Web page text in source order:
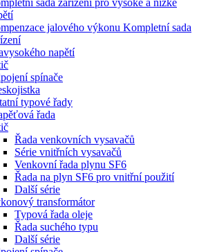
sada zařízení pro vysoké a nízké
jalového výkonu Kompletní sada
napětí
spínače
typové řady
řada
Řada venkovních vysavačů
Série vnitřních vysavačů
Venkovní řada plynu SF6
Řada na plyn SF6 pro vnitřní použití
Další série
transformátor
Typová řada oleje
Řada suchého typu
Další série